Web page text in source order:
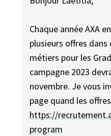
Chaque année AXA
plusieurs offres
métiers pour les
campagne 2023
novembre. Je vous
page quand les
https://
program